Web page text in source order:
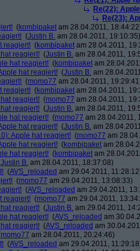
Re(22):
Re(23):
(kombipaket am 28.04.2011,
(Justin B. am 28.04.2011, 19:10:35)
reagiert! (kombipaket am 28.04.2011,
reagiert! (Justin B. am 28.04.2011,
hat reagiert! (kombipaket am
hat reagiert! (Justin B. am
(momo77 am 28.04.2011,
reagiert! (kombipaket am 28.04.2011,
reagiert! (momo77 am 28.04.2011,
reagiert! (Justin B. am 28.04.2011,
hat reagiert! (momo77 am 28.04.2011,
hat reagiert! (Justin B. am
Apple hat reagiert! (momo77 am
hat reagiert! (kombipaket am
hat reagiert! (kombipaket am
Justin B. am 28.04.2011, 18:37:08)
(AVS_reloaded am 29.04.2011,
(momo77 am 29.04.2011, 13:08:33)
(AVS_reloaded am 29.04.2011,
reagiert! (momo77 am 29.04.2011,
reagiert! (Justin B. am 29.04.2011,
hat reagiert! (AVS_reloaded am
reagiert! (AVS_reloaded am
momo77 am 28.04.2011, 20:24:46)
(AVS_reloaded am 29.04.2011,